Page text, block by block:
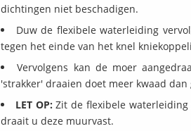
dichtingen niet beschadigen.
Duw de flexibele waterleiding
tegen het einde van het knel
Vervolgens kan de moer
'strakker' draaien doet meer kwaad dan
LET OP: Zit de flexibele
draait u deze muurvast.